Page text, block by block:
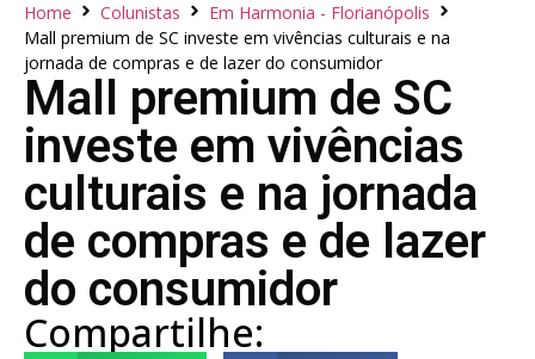
Home Colunistas
Em Harmonia - Florianópolis
Mall premium de SC investe em vivências culturais e na
jornada de compras e de lazer do consumidor
Mall premium de SC
investe em vivências
culturais e na jornada
de compras e de lazer
do consumidor
Compartilhe: